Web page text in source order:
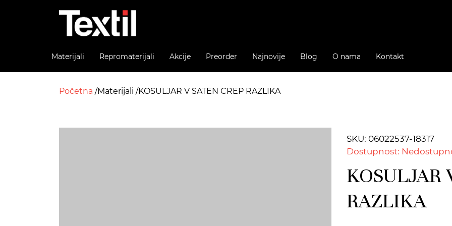
Materijali Repromaterijali Akcije Preorder Najnovije Blog O nama Kontakt
Početna Materijali KOSULJAR V SATEN CREP RAZLIKA
SKU: 06022537-18317
Dostupnost:
KOSULJAR
RAZLIKA